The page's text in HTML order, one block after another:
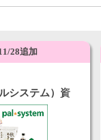
28追加
システム）資